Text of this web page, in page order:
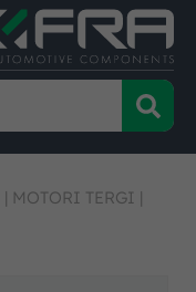
| MOTORI TERGI |